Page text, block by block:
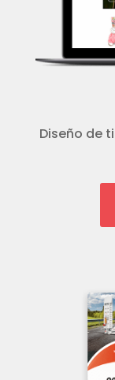
Diseño de